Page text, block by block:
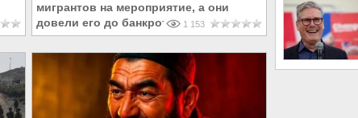
мигрантов на мероприятие, а они
довели его до банкротства1 153